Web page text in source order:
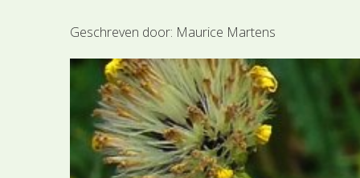
Geschreven door: Maurice Martens